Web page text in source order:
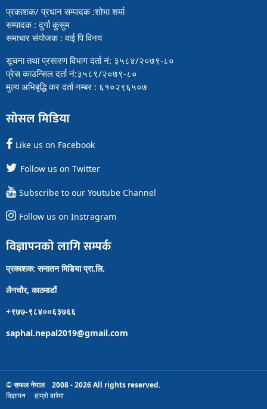
प्रकाशक/ प्रधान सम्पादक :शोभा शर्मा
सम्पादक : दुर्गा कुसुम
समाचार संयोजक : वाई पि विनय
सूचना तथा प्रसारण विभाग दर्ता नं: ३५८४/२०७९-८०
प्रेस काउन्सिल दर्ता नं:३५८९/२०७९-८०
मुल्य अभिबृद्धि कर दर्ता नम्बर : ६१०२९६५०७
सोसल मिडिया
Like us on Facebook
Follow us on Twitter
Subscribe to our Youtube Channel
Follow us on Instragram
विज्ञापनको लागि सम्पर्क
प्रकाशक: सनातन मिडिया प्रा.लि.
लैनचौर, काठमाडौं
+९७७-९८४००६३७६६
saphal.nepal2019@gmail.com
© सफल नेपाल 2008 - 2026 All rights reserved.
विज्ञापन
हाम्रो बारेमा